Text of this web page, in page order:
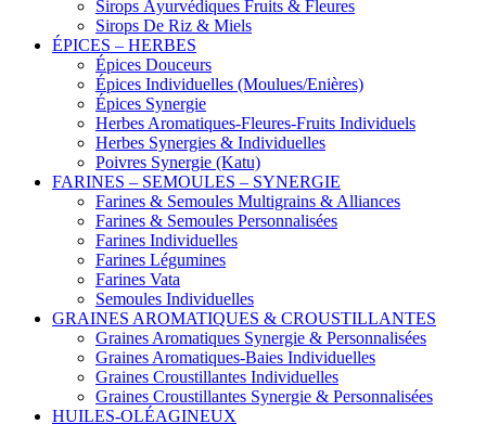
Sirops Āyurvédiques Fruits & Fleures
Sirops De Riz & Miels
ÉPICES – HERBES
Épices Douceurs
Épices Individuelles (Moulues/Enières)
Épices Synergie
Herbes Aromatiques-Fleures-Fruits Individuels
Herbes Synergies & Individuelles
Poivres Synergie (Katu)
FARINES – SEMOULES – SYNERGIE
Farines & Semoules Multigrains & Alliances
Farines & Semoules Personnalisées
Farines Individuelles
Farines Légumines
Farines Vata
Semoules Individuelles
GRAINES AROMATIQUES & CROUSTILLANTES
Graines Aromatiques Synergie & Personnalisées
Graines Aromatiques-Baies Individuelles
Graines Croustillantes Individuelles
Graines Croustillantes Synergie & Personnalisées
HUILES-OLÉAGINEUX